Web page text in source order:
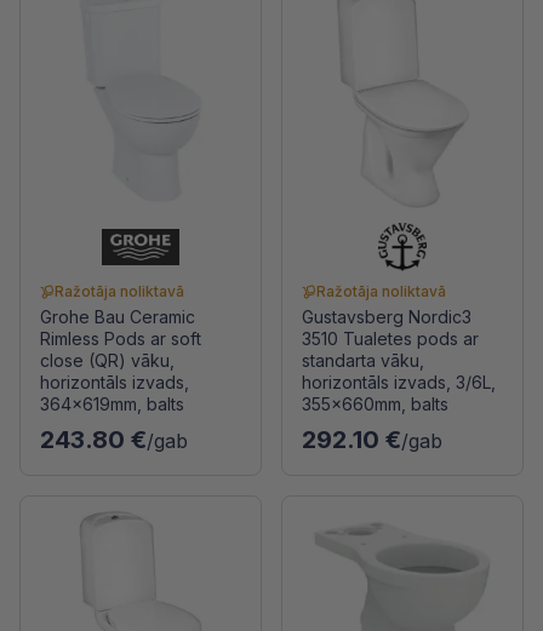
Ražotāja noliktavā
Grohe Bau Ceramic
Rimless Pods ar soft
close (QR) vāku,
horizontāls izvads,
364x619mm, balts
243.80 €/gab
Ražotāja noliktavā
Gustavsberg Nordic3
3510 Tualetes pods ar
standarta vāku,
horizontāls izvads, 3/6L,
355x660mm, balts
292.10 €/gab